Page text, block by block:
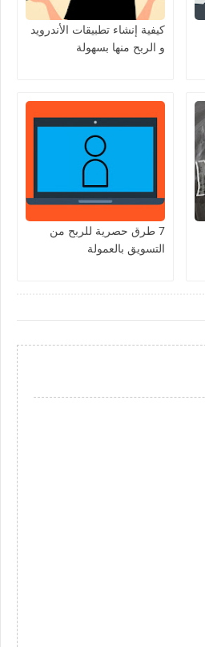
كيفية إنشاء تطبيقات الأندرويد
و الربح منها بسهولة
7 طرق حصرية للربح من
التسويق بالعمولة